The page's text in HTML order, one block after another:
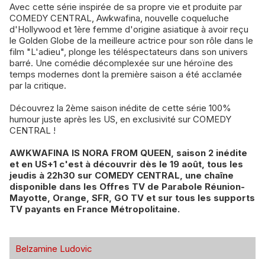
Avec cette série inspirée de sa propre vie et produite par
COMEDY CENTRAL, Awkwafina, nouvelle coqueluche
d'Hollywood et 1ère femme d'origine asiatique à avoir reçu
le Golden Globe de la meilleure actrice pour son rôle dans le
film "L'adieu", plonge les téléspectateurs dans son univers
barré. Une comédie décomplexée sur une héroïne des
temps modernes dont la première saison a été acclamée
par la critique.
Découvrez la 2ème saison inédite de cette série 100%
humour juste après les US, en exclusivité sur COMEDY
CENTRAL !
AWKWAFINA IS NORA FROM QUEEN, saison 2 inédite
et en US+1 c'est à découvrir dès le 19 août, tous les
jeudis à 22h30 sur COMEDY CENTRAL, une chaîne
disponible dans les Offres TV de Parabole Réunion-
Mayotte, Orange, SFR, GO TV et sur tous les supports
TV payants en France Métropolitaine.
Belzamine Ludovic